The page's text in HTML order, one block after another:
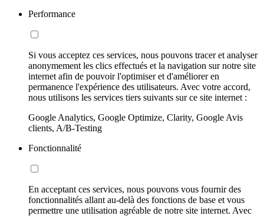
Performance
Si vous acceptez ces services, nous pouvons tracer et analyser
anonymement les clics effectués et la navigation sur notre site
internet afin de pouvoir l'optimiser et d'améliorer en
permanence l'expérience des utilisateurs. Avec votre accord,
nous utilisons les services tiers suivants sur ce site internet :
Google Analytics, Google Optimize, Clarity, Google Avis
clients, A/B-Testing
Fonctionnalité
En acceptant ces services, nous pouvons vous fournir des
fonctionnalités allant au-delà des fonctions de base et vous
permettre une utilisation agréable de notre site internet. Avec